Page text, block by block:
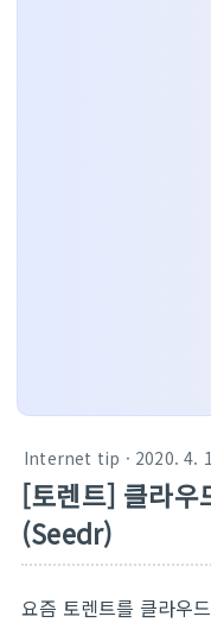
Internet tip · 2020. 4.
[토렌트] 클라우
(Seedr)
요즘 토렌트를 클라우